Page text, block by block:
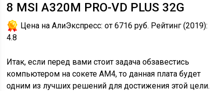
8 MSI A320M PRO-VD PLUS 32G
Цена на АлиЭкспресс:от 6716 руб. Рейтинг (2019):
4.8
Итак, если перед вами стоит задача обзавестись
компьютером на сокете АМ4, то данная плата будет
одним из лучших решений для достижения этой цели.